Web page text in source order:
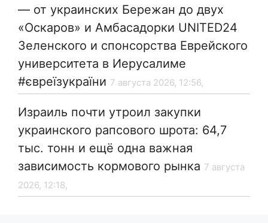
— от украинских Бережан до двух
«Оскаров» и Амбасадорки UNITED24
Зеленского и спонсорства Еврейского
университета в Иерусалиме
#євреїзукраїни 7 августа 2026, 12:56,
Израиль почти утроил закупки
украинского рапсового шрота: 64,7
тыс. тонн и ещё одна важная
зависимость кормового рынка 7 августа
2026, 12:18,